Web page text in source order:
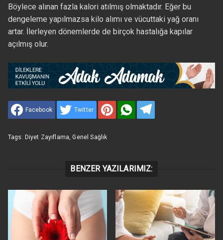
Böylece alınan fazla kalori atılmış olmaktadır. Eğer bu
dengeleme yapılmazsa kilo alımı ve vücuttaki yağ oranı
artar. İlerleyen dönemlerde de birçok hastalığa kapılar
açılmış olur.
Facebook Twitter
Tags: Diyet Zayıflama ,Genel Sağlık
BENZER YAZILARIMIZ: